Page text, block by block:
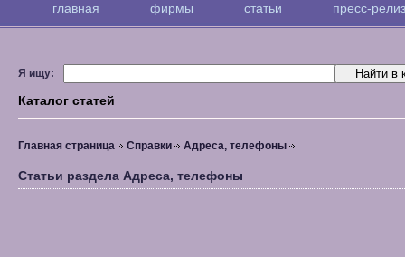
главная фирмы статьи пресс-
Я ищу:
Каталог статей
Главная страница Справки Адреса, телефоны
Статьи раздела Адреса, телефоны